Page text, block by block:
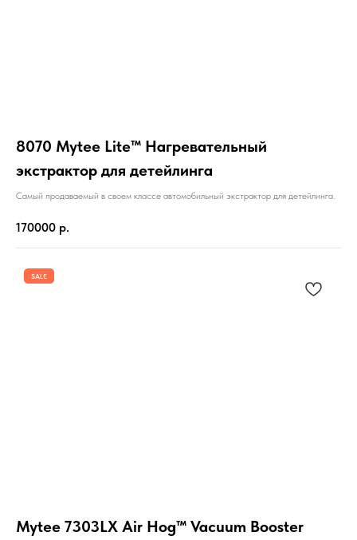
8070 Mytee Lite™ Нагревательный
экстрактор для детейлинга
Самый продаваемый в своем классе автомобильный экстрактор для детейлинга.
170000 р.
SALE
Mytee 7303LX Air Hog™ Vacuum Booster